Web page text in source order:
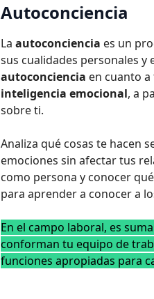
Autoconciencia
Laautoconciencia es un
sus cualidades personales
autoconciencia en cuanto
inteligencia emocional, a
sobre ti.
Analiza qué cosas te hacen
emociones sin afectar tus
como persona y conocer
para aprender a conocer a
En el campo laboral, es
conforman tu equipo de
funciones apropiadas para